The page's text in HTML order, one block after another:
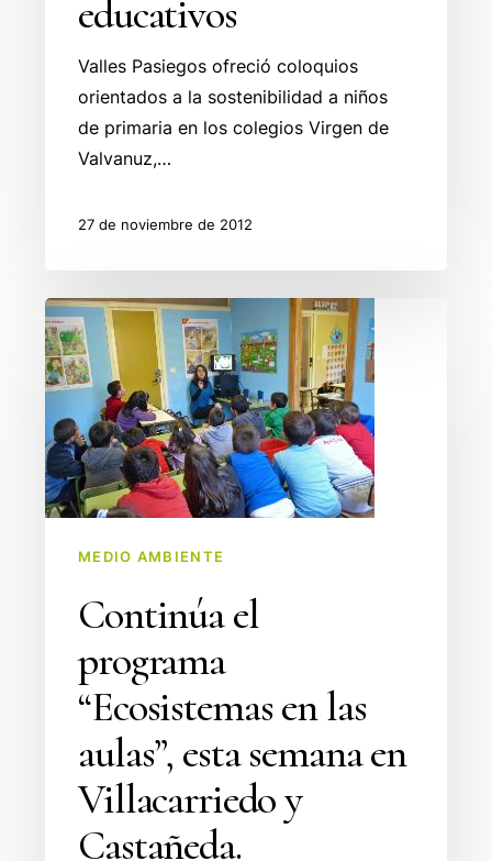
educativos
Valles Pasiegos ofreció coloquios
orientados a la sostenibilidad a niños
de primaria en los colegios Virgen de
Valvanuz,…
27 de noviembre de 2012
Continúa
el
programa
“Ecosistemas
en
las
aulas”,
semana
Villacarriedo
Castañeda.
MEDIO AMBIENTE
Continúa el
programa
“Ecosistemas en las
aulas”, esta semana en
Villacarriedo y
Castañeda.